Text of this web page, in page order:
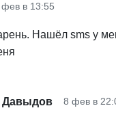
фев в 13:55
Нашëл sms у
Давыдов 8 фев в